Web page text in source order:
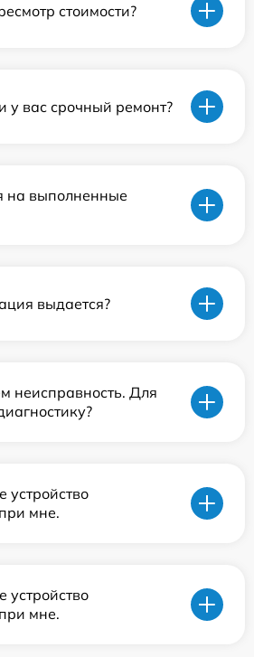
стоимости?
у вас срочный ремонт?
на выполненные
выдается?
неисправность. Для
устройство
мне.
устройство
мне.